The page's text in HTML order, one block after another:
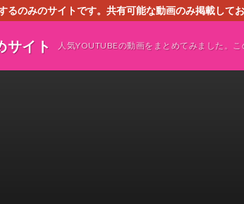
るのみのサイトです。共有可能な動画のみ掲載し
サイト 人気YOUTUBEの動画をまとめてみました。